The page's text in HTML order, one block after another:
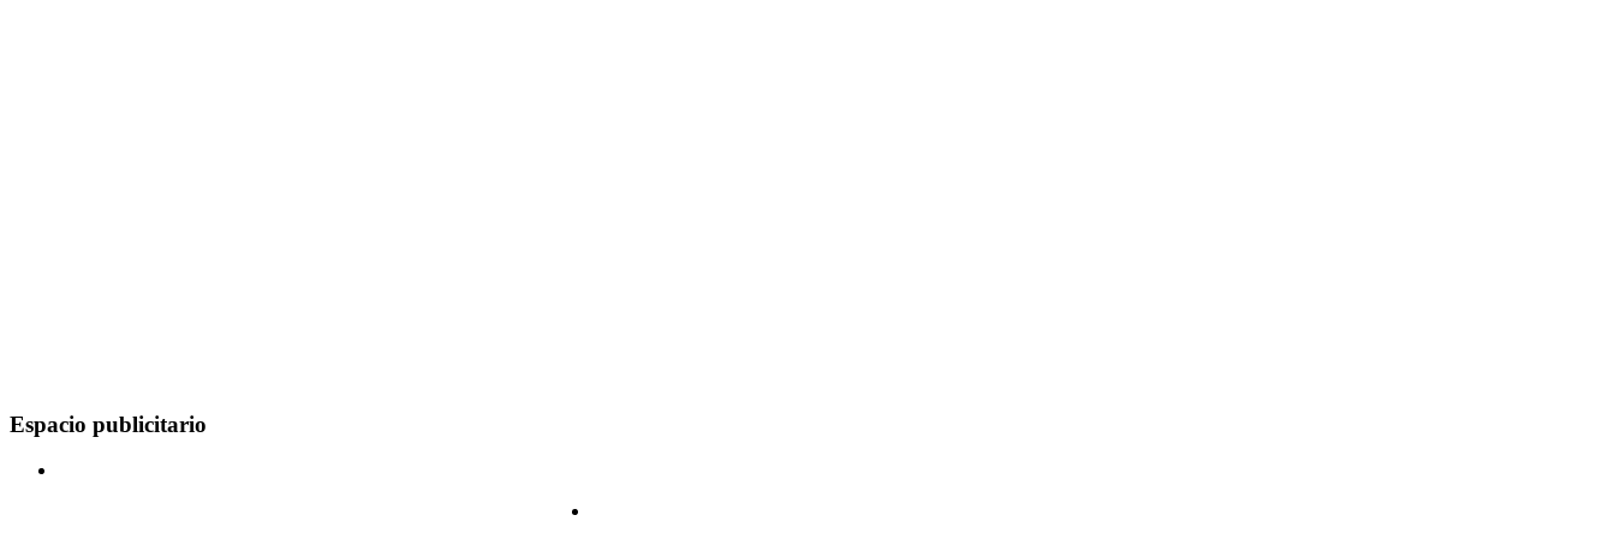
Espacio publicitario